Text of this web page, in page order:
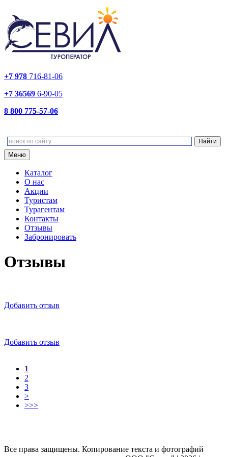
+7 978 716-81-06
+7 36569 6-90-05
8 800 775-57-06
Меню
Каталог
О нас
Акции
Туристам
Турагентам
Контакты
Отзывы
Забронировать
Отзывы
Добавить отзыв
Добавить отзыв
1
2
3
>
>>>
Все права защищены. Копирование текста и фотографий